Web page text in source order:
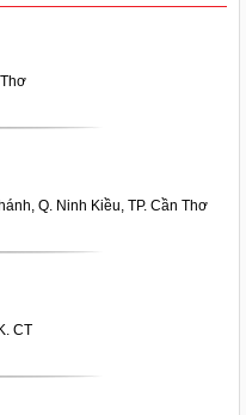
Q. Ninh Kiều, TP. Cần Thơ
CT